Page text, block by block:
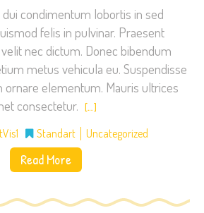
dui condimentum lobortis in sed
felis in pulvinar. Praesent
nec dictum. Donec bibendum
metus vehicula eu. Suspendisse
elementum. Mauris ultrices
consectetur. […]
Standart Uncategorized
Read More